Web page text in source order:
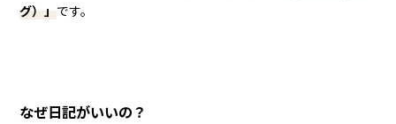
グ）」です。
なぜ日記がいいの？